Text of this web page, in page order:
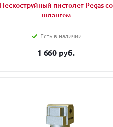
Пескоструйный пистолет Pegas со
шлангом
Есть в наличии
1 660 руб.